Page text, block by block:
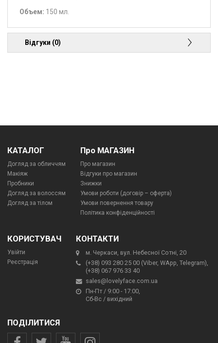
Объем: 150 мл.
Відгуки (0)
КАТАЛОГ
Догляд за обличчям
Макіяж
Пробники
Догляд за волоссям
Догляд за тілом
Про МАГАЗИН
Про магазин
Відгуки про магазин
Знижки
Умови роботи (договір – оферта)
Умови повернення товару
Політика конфіденційності
КОРИСТУВАЧ
Увійти
Реєстрація
КОНТАКТИ
м. Черкаси, вул. Небесної Сотні, 20
(+38) 093 280 25 00 (Viber, WApp, Telegram),
(+38) 067 976 33 40
sales@lovelyface.com.ua
Пн-Пт / 9:00 - 17:00,
Сб-Вс / вихідний
ПОДІЛИТИСЯ